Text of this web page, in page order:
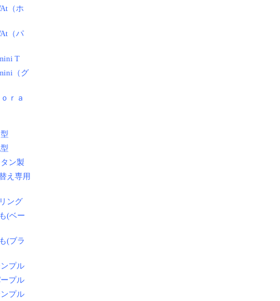
（ホ
（パ
T
（グ
ｒａ
ン製
え専用
ング
(ベー
(ブラ
プル
プル
プル